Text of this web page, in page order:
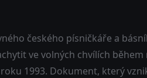
českého písničkáře a
ve volných chvílích během
1993. Dokument, který